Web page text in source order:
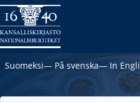
Suomeksi― På svenska― In